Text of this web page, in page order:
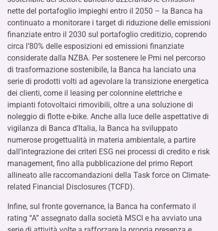
nette del portafoglio impieghi entro il 2050 – la Banca ha
continuato a monitorare i target di riduzione delle emissioni
finanziate entro il 2030 sul portafoglio creditizio, coprendo
circa l’80% delle esposizioni ed emissioni finanziate
considerate dalla NZBA. Per sostenere le Pmi nel percorso
di trasformazione sostenibile, la Banca ha lanciato una
serie di prodotti volti ad agevolare la transizione energetica
dei clienti, come il leasing per colonnine elettriche e
impianti fotovoltaici rimovibili, oltre a una soluzione di
noleggio di flotte e-bike. Anche alla luce delle aspettative di
vigilanza di Banca d’Italia, la Banca ha sviluppato
numerose progettualità in materia ambientale, a partire
dall’integrazione dei criteri ESG nei processi di credito e risk
management, fino alla pubblicazione del primo Report
allineato alle raccomandazioni della Task force on Climate-
related Financial Disclosures (TCFD).
Infine, sul fronte governance, la Banca ha confermato il
rating “A” assegnato dalla società MSCI e ha avviato una